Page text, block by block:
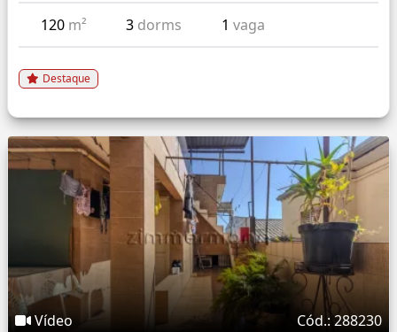
120 m² 3 dorms 1vaga
Destaque
Vídeo Cód.: 288230